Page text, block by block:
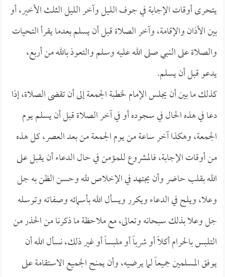
يتحرى أوقات الإجابة في جوف الليل وآخر الليل الثلث الأخير، أو
بين الأذان والإقامة، وآخر الصلاة قبل أن يسلم بعدما يقرأ التحيات
والصلاة على النبي صلى الله عليه وسلم والتعوذ بالله من أربع،
يدعو قبل أن يسلم.
كذلك ما بين أن يجلس الإمام لخطبة الجمعة إلى أن تقضى الصلاة، إذا
دعا في هذه الحال في سجوده أو في آخر الصلاة قبل أن يسلم يوم
الجمعة، وهكذا آخر ساعة من يوم الجمعة من بعد العصر، كل هذه
من أوقات الإجابة، فالمشروع للمؤمن في حال الدعاء أن يقبل على
الله بقلب حاضر وأن يجتهد في الإخلاص لله وحسن الظن به جل
وعلا، ويلح في الدعاء ويكرر ويسأل الله بأسمائه وصفاته وتوسله
جل وعلا بذلك سبحانه وتعالى، مع ملاحظة ما ذكرنا من الحذر من
التلبس بالحرام أكلاً أو شرباً أو ملبساً أو غير ذلك، نسأل الله أن
يوفق المسلمين جميعاً لما يرضيه، وأن يمنح الجميع الاستقامة على